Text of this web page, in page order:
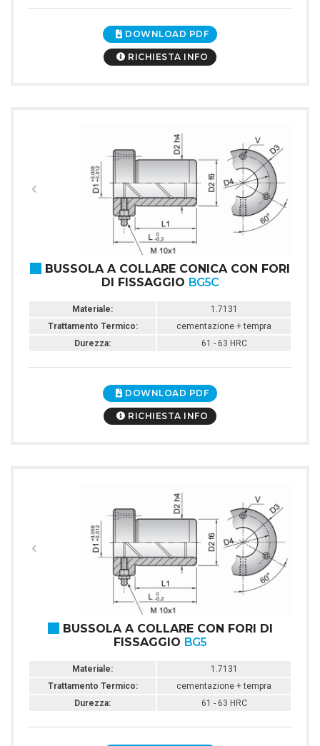
DOWNLOAD PDF
RICHIESTA INFO
BUSSOLA A COLLARE CONICA CON FORI
DI FISSAGGIO BG5C
Materiale:
1.7131
Trattamento Termico:
cementazione + tempra
Durezza:
61 - 63 HRC
DOWNLOAD PDF
RICHIESTA INFO
BUSSOLA A COLLARE CON FORI DI
FISSAGGIO BG5
Materiale:
1.7131
Trattamento Termico:
cementazione + tempra
Durezza:
61 - 63 HRC